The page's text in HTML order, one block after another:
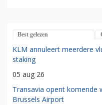
Best gelezen
KLM annuleert meerdere
staking
05 aug 26
Transavia opent komende
Brussels Airport